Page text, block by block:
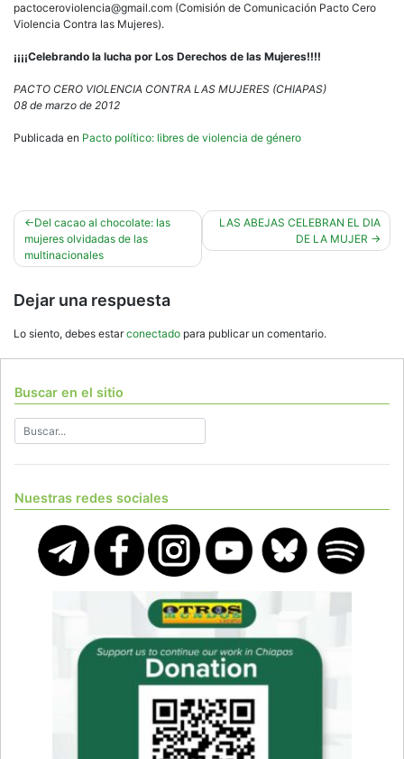
pactoceroviolencia@gmail.com (Comisión de Comunicación Pacto Cero
Violencia Contra las Mujeres).
¡¡¡¡Celebrando la lucha por Los Derechos de las Mujeres!!!!
PACTO CERO VIOLENCIA CONTRA LAS MUJERES (CHIAPAS)
08 de marzo de 2012
Publicada en Pacto político: libres de violencia de género
Navegación
de
Del cacao al chocolate: las
mujeres olvidadas de las
multinacionales
LAS ABEJAS CELEBRAN EL DIA
DE LA MUJER
Dejar una respuesta
Lo siento, debes estarconectado para publicar un comentario.
Buscar en el sitio
Nuestras redes sociales